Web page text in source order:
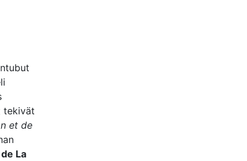
tekivät
et de
La